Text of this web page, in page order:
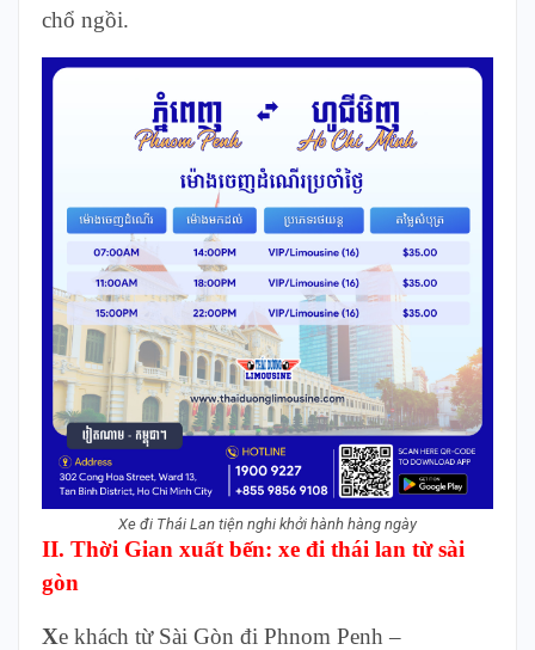
chổ ngồi.
Xe đi Thái Lan tiện nghi khởi hành hàng ngày
II. Thời Gian xuất bến: xe đi thái lan từ sài
gòn
Xe khách từ Sài Gòn đi Phnom Penh –